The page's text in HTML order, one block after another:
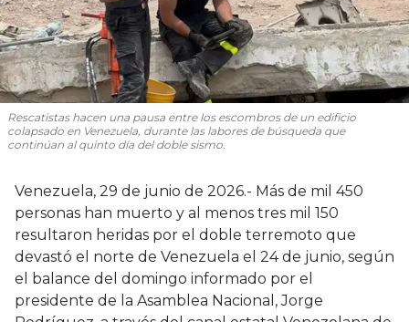
Rescatistas hacen una pausa entre los escombros de un edificio
colapsado en Venezuela, durante las labores de búsqueda que
continúan al quinto día del doble sismo.
Venezuela, 29 de junio de 2026.- Más de mil 450
personas han muerto y al menos tres mil 150
resultaron heridas por el doble terremoto que
devastó el norte de Venezuela el 24 de junio, según
el balance del domingo informado por el
presidente de la Asamblea Nacional, Jorge